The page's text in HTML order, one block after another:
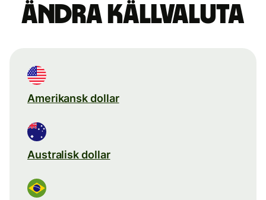
Ändra källvaluta
Amerikansk dollar
Australisk dollar